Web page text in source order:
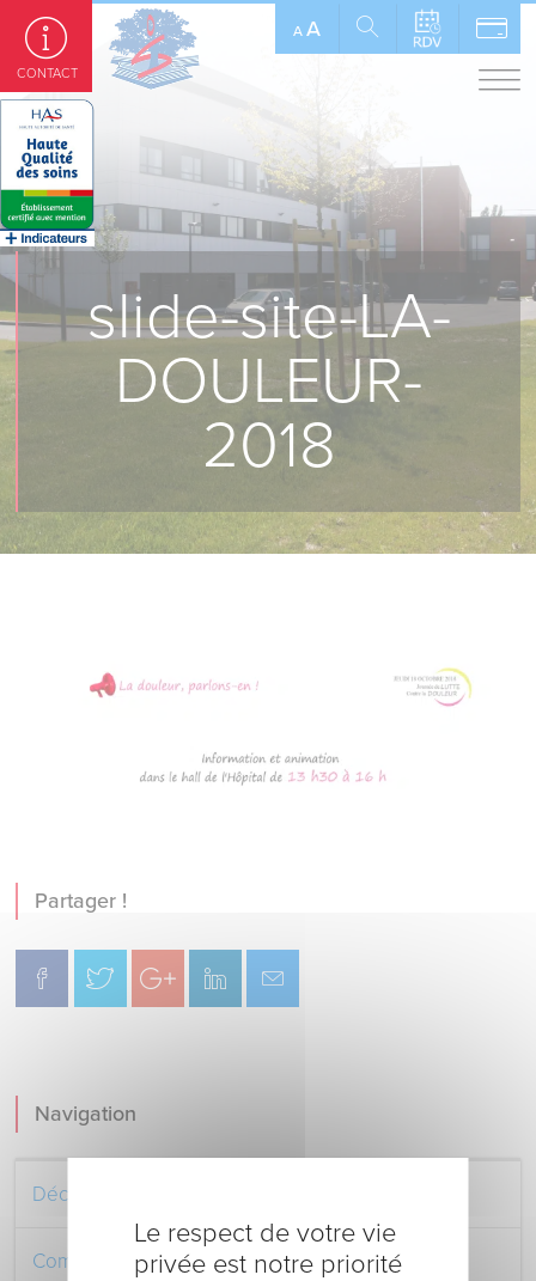
A A
slide-site-LA-
DOULEUR-
2018
Partager !
Navigation
Découvrez le Centre Hospitalier
Comment venir au Centre Hospitalier
CONTACT
Panneau de gestion des cookies
Le respect de votre vie
privée est notre priorité